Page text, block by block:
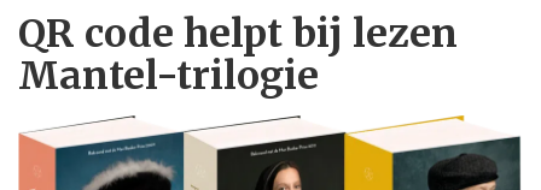
QR code helpt bij lezen
Mantel-trilogie